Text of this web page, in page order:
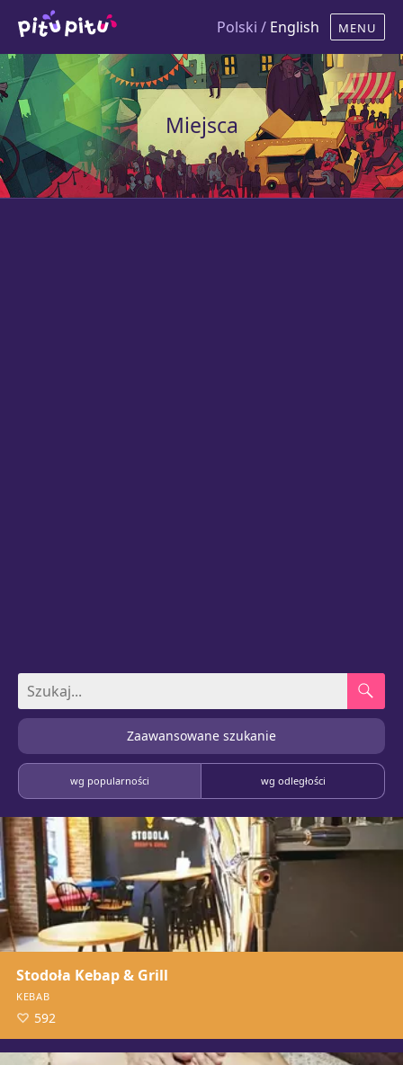
Polski / English
Miejsca
Zaawansowane szukanie
wg popularności wg odległości
Stodoła Kebap & Grill
KEBAB
592